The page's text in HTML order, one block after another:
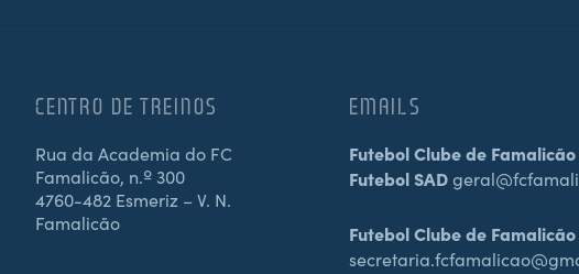
CENTRO DE TREINOS
Rua da Academia do FC
Famalicão, n.º 300
4760-482 Esmeriz – V. N.
Famalicão
EMAILS
Futebol Clube de
Futebol SAD
Futebol Clube de Famalicão